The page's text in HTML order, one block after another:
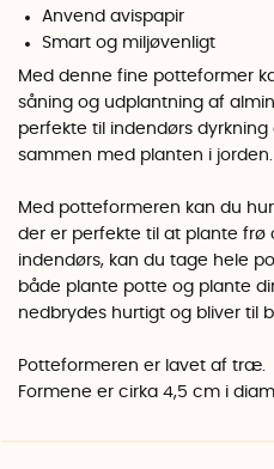
Anvend avispapir
Smart og miljøvenligt
Med denne fine potteformer
såning og udplantning af
perfekte til indendørs
sammen med planten i jorden.
Med potteformeren kan du
der er perfekte til at plante frø
indendørs, kan du tage hele
både plante potte og plante
nedbrydes hurtigt og bliver til
Potteformeren er lavet af træ.
Formene er cirka 4,5 cm i